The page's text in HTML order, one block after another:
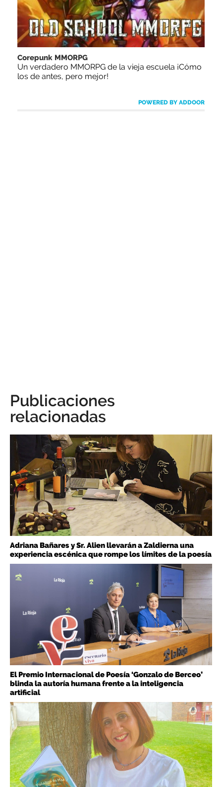
Corepunk MMORPG
Un verdadero MMORPG de la vieja escuela ¡Cómo
los de antes, pero mejor!
POWERED BY ADDOOR
Publicaciones
relacionadas
Adriana Bañares y Sr. Alien llevarán a Zaldierna una
experiencia escénica que rompe los límites de la poesía
El Premio Internacional de Poesía ‘Gonzalo de Berceo’
blinda la autoría humana frente a la inteligencia
artificial